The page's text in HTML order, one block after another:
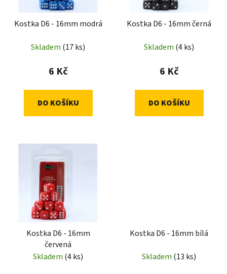
Kostka D6 - 16mm modrá
Skladem (17 ks)
6 Kč
DO KOŠÍKU
Kostka D6 - 16mm černá
Skladem (4 ks)
6 Kč
DO KOŠÍKU
Kostka D6 - 16mm
červená
Skladem (4 ks)
Kostka D6 - 16mm bílá
Skladem (13 ks)